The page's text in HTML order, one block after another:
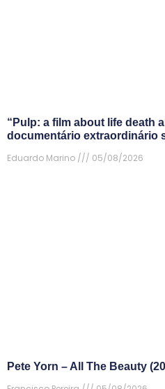
“Pulp: a film about life death
documentário extraordinário
Eduardo Marino
05/08/2026
Pete Yorn – All The Beauty